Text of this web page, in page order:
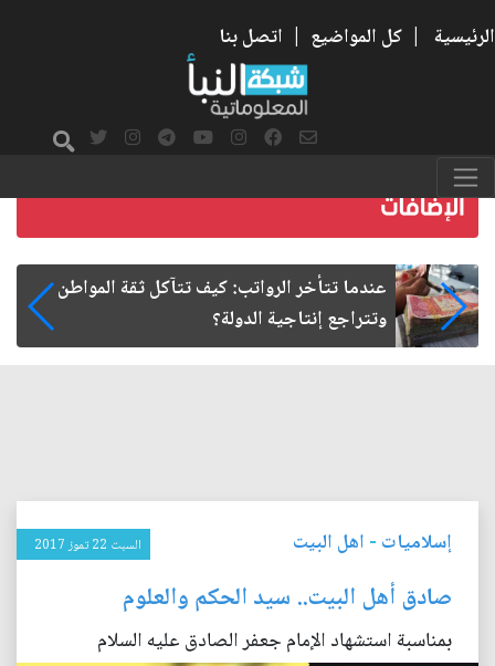
الرئيسية | كل المواضيع | اتصل بنا
صمت الطريق بعد الأربعين
إسلاميات - اهل البيت السبت 22 تموز 2017
صادق أهل البيت.. سيد الحكم والعلوم
بمناسبة استشهاد الإمام جعفر الصادق عليه السلام